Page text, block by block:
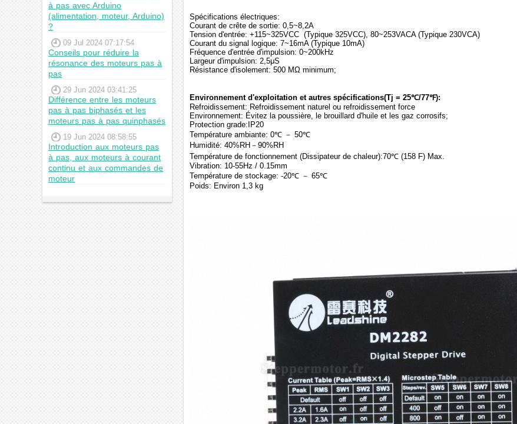
à pas avec Arduino
(alimentation, moteur, Arduino)
?
09 Jul 2024 07:17:54
Conseils pour réduire la
résonance des moteurs pas à
pas
29 Jun 2024 03:41:25
Différence entre les moteurs
pas à pas biphasés et les
moteurs pas à pas quinphasés
19 Jun 2024 08:58:55
Introduction aux moteurs pas
à pas, aux moteurs à courant
continu et aux commandes de
moteur
Spécifications électriques:
Courant de crête de sortie: 0,5~8,2A
Tension d'entrée: +115~325VCC (Typique 325VCC), 80~253VACA (Typique 230VCA)
Courant du signal logique: 7~16mA (Typique 10mA)
Fréquence d'entrée d'impulsion: 0~200kHz
Largeur d'impulsion: 2,5μS
Résistance d'isolement: 500 MΩ minimum;
Environnement d'exploitation et autres spécifications(Tj = 25℃/77℉):
Refroidissement: Refroidissement naturel ou refroidissement force
Environnement: Évitez la poussière, le brouillard d'huile et les gaz corrosifs;
Protection grade:IP20
Température ambiante: 0℃ － 50℃
Humidité: 40%RH－90%RH
Température de fonctionnement (Dissipateur de chaleur):70℃ (158 F) Max.
Vibration: 10-55Hz / 0.15mm
Température de stockage: -20℃ － 65℃
Poids: Environ 1,3 kg